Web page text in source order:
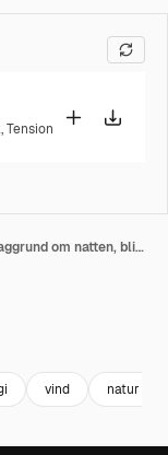
,Tension
Smukke ekstreme lynnedslag på sort baggrund om natten, blinker på himlen under et kraftigt tordenvejr.
vind natur